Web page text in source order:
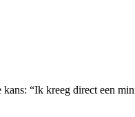
“Ik kreeg direct een